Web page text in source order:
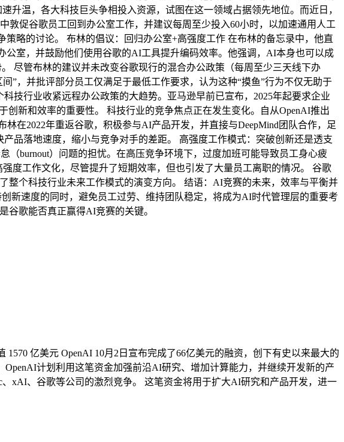
温，各大科技巨头争相投入资源，试图在这一领域占据领先地位。而近日，
敦促谷歌员工回到办公室工作，并建议每周至少投入60小时，以加速通用人工
略的讨论。 布林的倡议：回归办公室+高强度工作 在布林的备忘录中，他直
室，并鼓励他们使用谷歌的AI工具提升编码效率。他强调，AI本身也可以成
尽管布林的建议并未改变谷歌现行的混合办公政策（每周至少三天线下办
”，并批评部分员工仅满足于最低工作要求，认为这种“摸鱼”行为不仅无助于
技行业收紧远程办公政策的大趋势。亚马逊早前已宣布，2025年起要求企业
新和效率的重要性。 科技行业的竞争焦点正在发生变化。自从OpenAI推出
在2022年重返谷歌，积极参与AI产品开发，并直接与DeepMind团队合作，足
品落地速度，缩小与竞争对手的差距。 高强度工作模式：突破创新还是透支
（burnout）问题的担忧。在高压竞争环境下，过度加班可能导致员工身心疲
度工作文化，尽管提升了短期效率，但也引发了大量员工离职的情况。 谷歌
个科技行业未来工作模式的演变方向。 结语：AI竞赛的未来，效率与平衡并
新速度的同时，避免员工过劳、维持团队稳定，将成为AI时代管理层的重要考
谷歌能否真正赢得AI竞赛的关键。
1570 亿美元 OpenAI 10月2日宣布完成了66亿美元的融资，创下有史以来最大的
计划利用这笔资金加强前沿AI研究、增加计算能力，并继续开发新的产
xAI、谷歌等公司的激烈竞争。 这笔资金将用于扩大AI研究和产品开发，进一